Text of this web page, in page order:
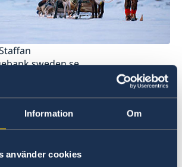
Information Om
använder cookies
톡홀름은 ‘물 위의 아름다움’ 이란
듯, 그 아름다운 정취로 유명하다.
인, 유행을 앞서가는 도시이다.
크에서는 스톡홀름을 다음과 같이